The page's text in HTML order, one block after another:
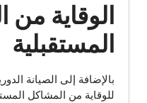
الوقاية
المستقبلية
بالإضافة إلى الصيانة
للوقاية من المشاكل